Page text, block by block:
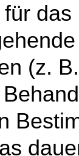
das
(z.